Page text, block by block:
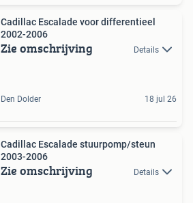
Cadillac Escalade voor differentieel
2002-2006
Zie omschrijving Details
Den Dolder 18 jul 26
Cadillac Escalade stuurpomp/steun
2003-2006
Zie omschrijving Details